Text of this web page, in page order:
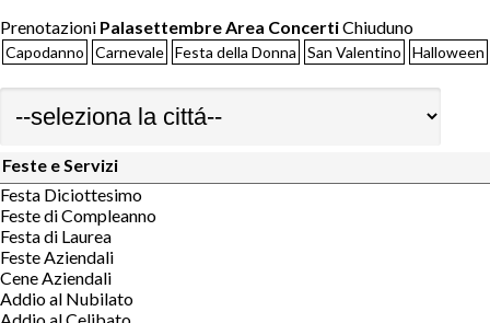
Prenotazioni Palasettembre Area ConcertiChiuduno
Capodanno Carnevale Festa della Donna San Valentino Halloween
Feste e Servizi
Festa Diciottesimo
Feste di Compleanno
Festa di Laurea
Feste Aziendali
Cene Aziendali
Addio al Nubilato
Addio al Celibato